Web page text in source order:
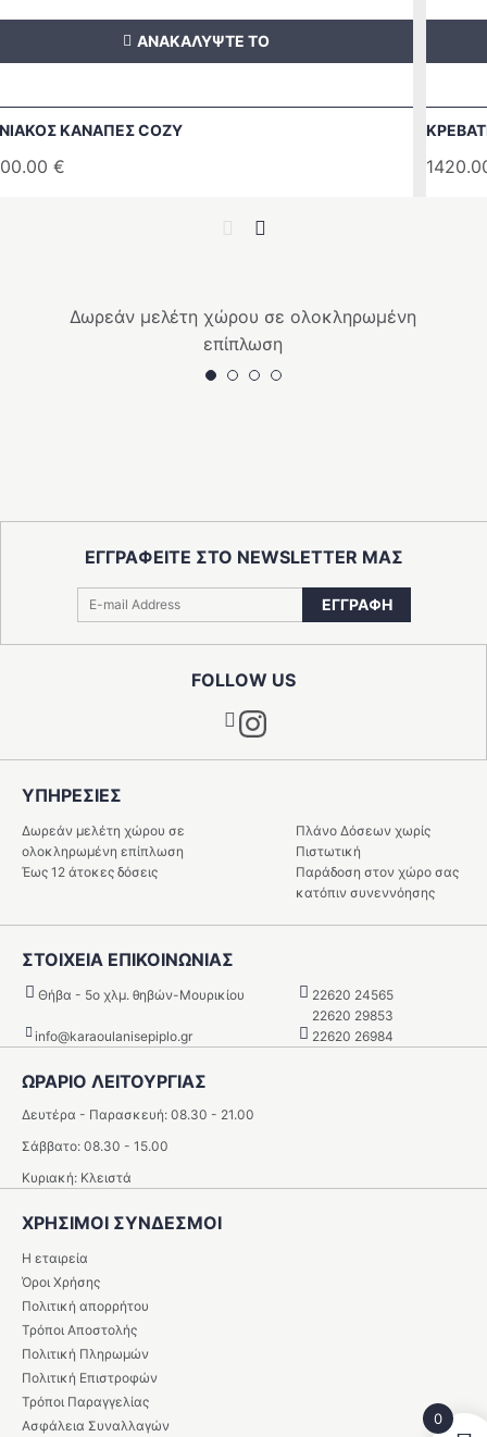
Previous
ΚΑΝΑΠΕΣ COZY
€
ΑΝΑΚΑΛΥΨΤΕ ΤΟ
Next
Δωρεάν μελέτη χώρου σε ολοκληρωμένη
επίπλωση
FOLLOW US
Instagram
ΕΓΓΡΑΦΕΙΤΕ ΣΤΟ NEWSLETTER ΜΑΣ
ΕΓΓΡΑΦΗ
ΩΡΑΡΙΟ ΛΕΙΤΟΥΡΓΙΑΣ
Δευτέρα - Παρασκευή: 08.30 - 21.00
Σάββατο: 08.30 - 15.00
Κυριακή: Κλειστά
ΧΡΗΣΙΜΟΙ ΣΥΝΔΕΣΜΟΙ
Η εταιρεία
Όροι Χρήσης
Πολιτική απορρήτου
Τρόποι Αποστολής
Πολιτική Πληρωμών
Πολιτική Επιστροφών
Τρόποι Παραγγελίας
Ασφάλεια Συναλλαγών
ΥΠΗΡΕΣIΕΣ
Δωρεάν μελέτη χώρου σε
ολοκληρωμένη επίπλωση
Πλάνο Δόσεων χωρίς
Πιστωτική
Έως 12 άτοκες δόσεις
Παράδοση στον χώρο σας
κατόπιν συνεννόησης
ΣΤΟΙΧΕΙΑ ΕΠΙΚΟΙΝΩΝΙΑΣ
Θήβα - 5o χλμ. θηβών-Μουρικίου
22620 24565
22620 29853
info@karaoulanisepiplo.gr
22620 26984
0